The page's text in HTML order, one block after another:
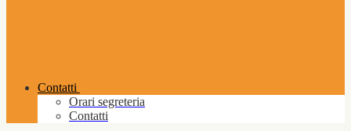
Contatti
Orari segreteria
Contatti